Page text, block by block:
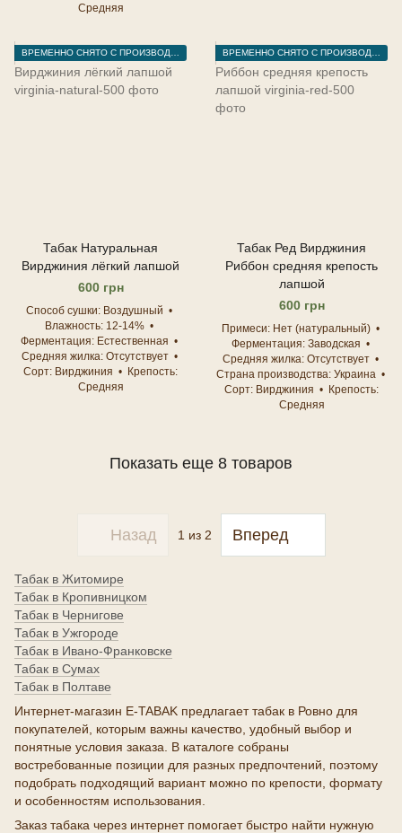
Средняя
Табак Натуральная
Вирджиния лёгкий лапшой
600 грн
Способ сушки
Воздушный
Влажность 12-14%
Ферментация
Естественная
Средняя жилка Отсутствует
Сорт Вирджиния
Крепость
Средняя
Табак Ред Вирджиния
Риббон средняя крепость
лапшой
600 грн
Примеси
Нет (натуральный)
Ферментация Заводская
Средняя жилка Отсутствует
Страна производства Украина
Сорт Вирджиния
Крепость
Средняя
Показать еще 8 товаров
Назад 1 из 2 Вперед
Табак в Житомире
Табак в Кропивницком
Табак в Чернигове
Табак в Ужгороде
Табак в Ивано-Франковске
Табак в Сумах
Табак в Полтаве
Интернет-магазин E-TABAK предлагает табак в Ровно для
покупателей, которым важны качество, удобный выбор и
понятные условия заказа. В каталоге собраны
востребованные позиции для разных предпочтений, поэтому
подобрать подходящий вариант можно по крепости, формату
и особенностям использования.
Заказ табака через интернет помогает быстро найти нужную